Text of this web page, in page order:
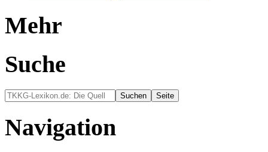
Mehr
Suche
Navigation